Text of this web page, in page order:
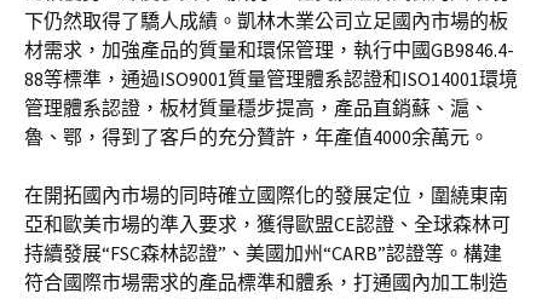
下仍然取得了驕人成績。凱林木業公司立足國內市場的板
材需求，加強產品的質量和環保管理，執行中國GB9846.4-
88等標準，通過ISO9001質量管理體系認證和ISO14001環境
管理體系認證，板材質量穩步提高，產品直銷蘇、滬、
魯、鄂，得到了客戶的充分贊許，年產值4000余萬元。
在開拓國內市場的同時確立國際化的發展定位，圍繞東南
亞和歐美市場的準入要求，獲得歐盟CE認證、全球森林可
持續發展“FSC森林認證”、美國加州“CARB”認證等。構建
符合國際市場需求的產品標準和體系，打通國內加工制造